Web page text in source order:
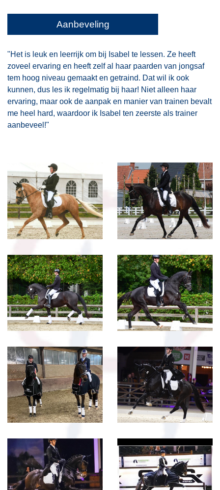
Aanbeveling
"Het is leuk en leerrijk om bij Isabel te lessen. Ze heeft
zoveel ervaring en heeft zelf al haar paarden van jongsaf
tem hoog niveau gemaakt en getraind. Dat wil ik ook
kunnen, dus les ik regelmatig bij haar! Niet alleen haar
ervaring, maar ook de aanpak en manier van trainen bevalt
me heel hard, waardoor ik Isabel ten zeerste als trainer
aanbeveel!"